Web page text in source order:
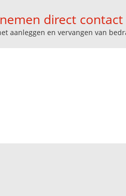
direct
aanleggen en vervangen van